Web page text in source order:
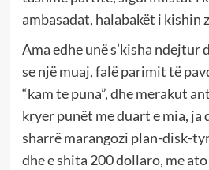
ambasadat, halabakët i kishin
Ama edhe unë s’kisha ndejtur
se një muaj, falë parimit të
“kam te puna”, dhe merakut
kryer punët me duart e mia, ja
sharrë marangozi plan-disk-
dhe e shita 200 dollaro, me